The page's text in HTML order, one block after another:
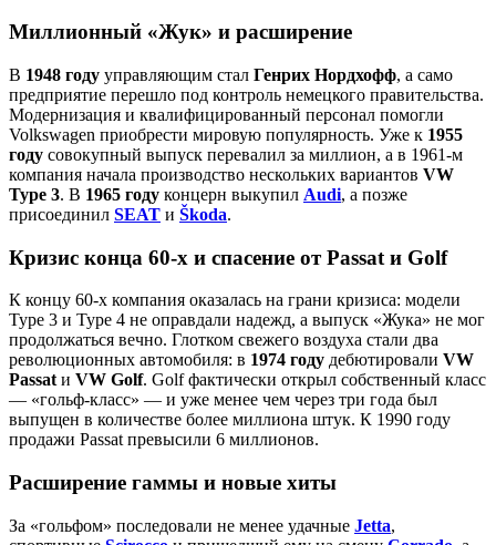
Миллионный «Жук» и расширение
В 1948 году управляющим стал Генрих Нордхофф, а само
предприятие перешло под контроль немецкого правительства.
Модернизация и квалифицированный персонал помогли
Volkswagen приобрести мировую популярность. Уже к 1955
году совокупный выпуск перевалил за миллион, а в 1961‑м
компания начала производство нескольких вариантов VW
Type 3. В 1965 году концерн выкупил Audi, а позже
присоединил SEAT и Škoda.
Кризис конца 60‑х и спасение от Passat и Golf
К концу 60‑х компания оказалась на грани кризиса: модели
Type 3 и Type 4 не оправдали надежд, а выпуск «Жука» не мог
продолжаться вечно. Глотком свежего воздуха стали два
революционных автомобиля: в 1974 году дебютировали VW
Passat и VW Golf. Golf фактически открыл собственный класс
— «гольф‑класс» — и уже менее чем через три года был
выпущен в количестве более миллиона штук. К 1990 году
продажи Passat превысили 6 миллионов.
Расширение гаммы и новые хиты
За «гольфом» последовали не менее удачные Jetta,